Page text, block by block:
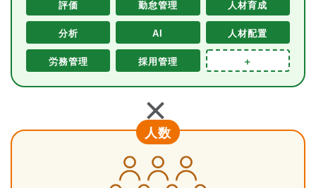
評価 勤怠管理 人材育成
分析 AI 人材配置
労務管理 採用管理 ＋
＋
人数